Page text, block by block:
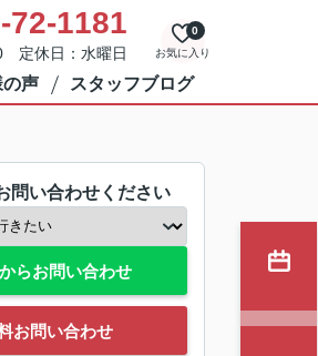
72-1181
定休日：水曜日 お気に入り
0
声 スタッフブログ
問い合わせください
らお問い合わせ
お問い合わせ